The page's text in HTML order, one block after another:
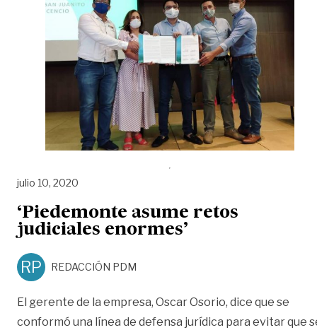
julio 10, 2020
‘Piedemonte asume retos
judiciales enormes’
RP REDACCIÓN PDM
El gerente de la empresa, Oscar Osorio, dice que se
conformó una línea de defensa jurídica para evitar que